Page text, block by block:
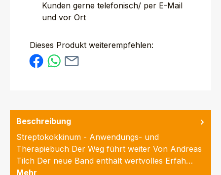
Kunden gerne telefonisch/ per E-Mail
und vor Ort
Dieses Produkt weiterempfehlen:
Beschreibung
Streptokokkinum - Anwendungs- und
Therapiebuch Der Weg führt weiter Von Andreas
Tilch Der neue Band enthält wertvolles Erfah…
Mehr